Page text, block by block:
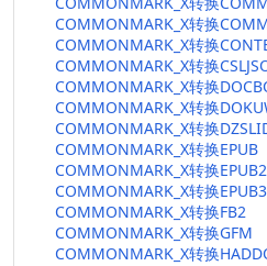
COMMONMARK_X转换
COMMONMARK_X转换
COMMONMARK_X转换
COMMONMARK_X转换
COMMONMARK_X转换
COMMONMARK_X转换
COMMONMARK_X转换EPUB
COMMONMARK_X转换EPUB2
COMMONMARK_X转换EPUB3
COMMONMARK_X转换FB2
COMMONMARK_X转换GFM
COMMONMARK_X转换